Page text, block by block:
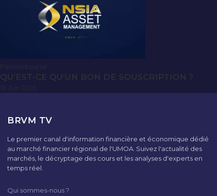
QU’EST-CE QU’UN BON DE SOUSCRIPTION ?
18 Juin 2025
BRVM TV
Le premier canal d'information financière et économique dédié
au marché financier régional de l'UMOA. Suivez l'actualité des
marchés, le décryptage des cours et les analyses d'experts en
temps réel.
Qui sommes-nous ?